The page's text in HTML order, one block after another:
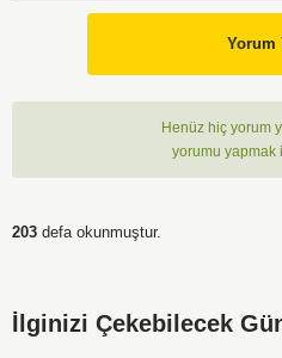
Yorum
Henüz hiç yorum
yorumu yapmak
203 defa okunmuştur.
İlginizi Çekebilecek